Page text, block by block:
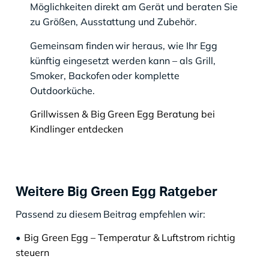
Möglichkeiten direkt am Gerät und beraten Sie
zu Größen, Ausstattung und Zubehör.
Gemeinsam finden wir heraus, wie Ihr Egg
künftig eingesetzt werden kann – als Grill,
Smoker, Backofen oder komplette
Outdoorküche.
Grillwissen & Big Green Egg Beratung bei
Kindlinger entdecken
Weitere Big Green Egg Ratgeber
Passend zu diesem Beitrag empfehlen wir:
Big Green Egg – Temperatur & Luftstrom richtig
steuern